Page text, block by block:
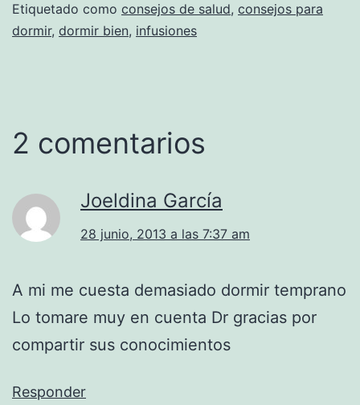
Etiquetado como consejos de salud, consejos para
dormir, dormir bien, infusiones
2 comentarios
Joeldina García
28 junio, 2013 a las 7:37 am
A mi me cuesta demasiado dormir temprano
Lo tomare muy en cuenta Dr gracias por
compartir sus conocimientos
Responder